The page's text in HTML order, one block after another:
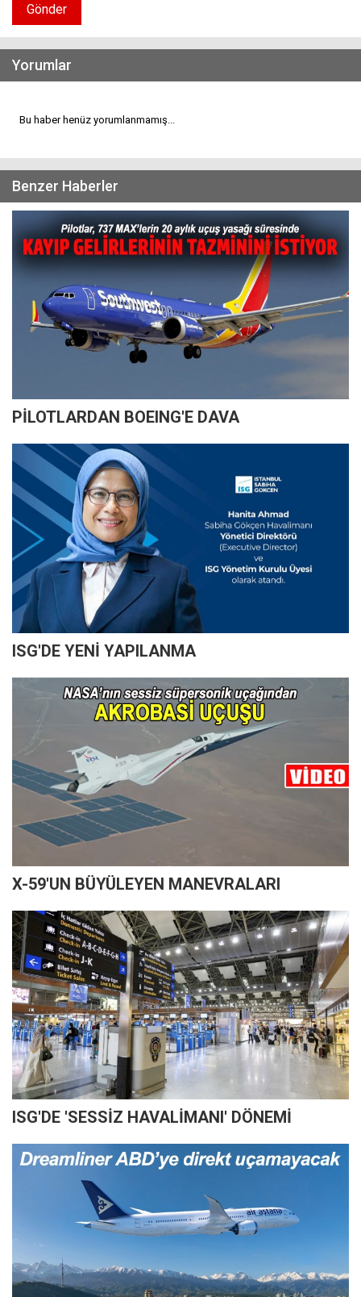
Gönder
Yorumlar
Bu haber henüz yorumlanmamış...
Benzer Haberler
PİLOTLARDAN BOEING'E DAVA
ISG'DE YENİ YAPILANMA
X-59'UN BÜYÜLEYEN MANEVRALARI
ISG'DE 'SESSİZ HAVALİMANI' DÖNEMİ